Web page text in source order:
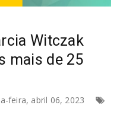
Witczak
mais de 25
feira, abril 06, 2023